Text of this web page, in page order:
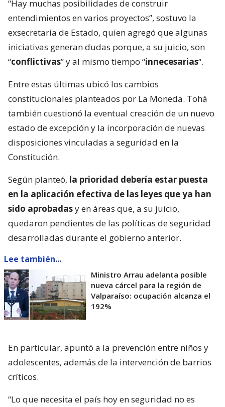
“Hay muchas posibilidades de construir
entendimientos en varios proyectos”, sostuvo la
exsecretaria de Estado, quien agregó que algunas
iniciativas generan dudas porque, a su juicio, son
“conflictivas” y al mismo tiempo “innecesarias“.
Entre estas últimas ubicó los cambios
constitucionales planteados por La Moneda. Tohá
también cuestionó la eventual creación de un nuevo
estado de excepción y la incorporación de nuevas
disposiciones vinculadas a seguridad en la
Constitución.
Según planteó, la prioridad debería estar puesta
en la aplicación efectiva de las leyes que ya han
sido aprobadasy en áreas que, a su juicio,
quedaron pendientes de las políticas de seguridad
desarrolladas durante el gobierno anterior.
Lee también...
Ministro Arrau adelanta posible
nueva cárcel para la región de
Valparaíso: ocupación alcanza el
192%
En particular, apuntó a la prevención entre niños y
adolescentes, además de la intervención de barrios
críticos.
“Lo que necesita el país hoy en seguridad no es